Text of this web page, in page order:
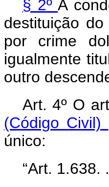
§ 2ºA
destituição
por crime
igualmente
outro
Art. 4º O
(Código Civil)
único:
“Art. 1.638.